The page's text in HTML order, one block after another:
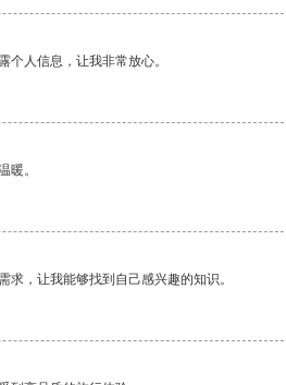
人信息，让我非常放心。
暖。
，让我能够找到自己感兴趣的知识。